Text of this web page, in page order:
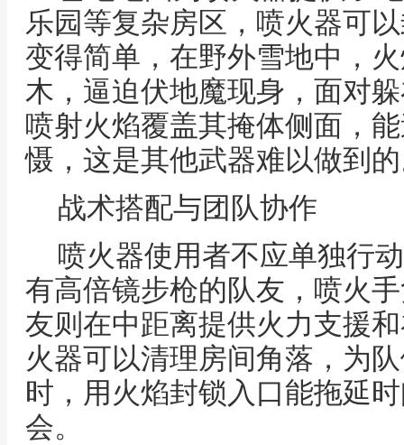
乐园等复杂房区，喷火器可
变得简单，在野外雪地中，
木，逼迫伏地魔现身，面对
喷射火焰覆盖其掩体侧面，
慑，这是其他武器难以做到
战术搭配与团队协作
喷火器使用者不应单独行
有高倍镜步枪的队友，喷火
友则在中距离提供火力支援
火器可以清理房间角落，为
时，用火焰封锁入口能拖延
会。